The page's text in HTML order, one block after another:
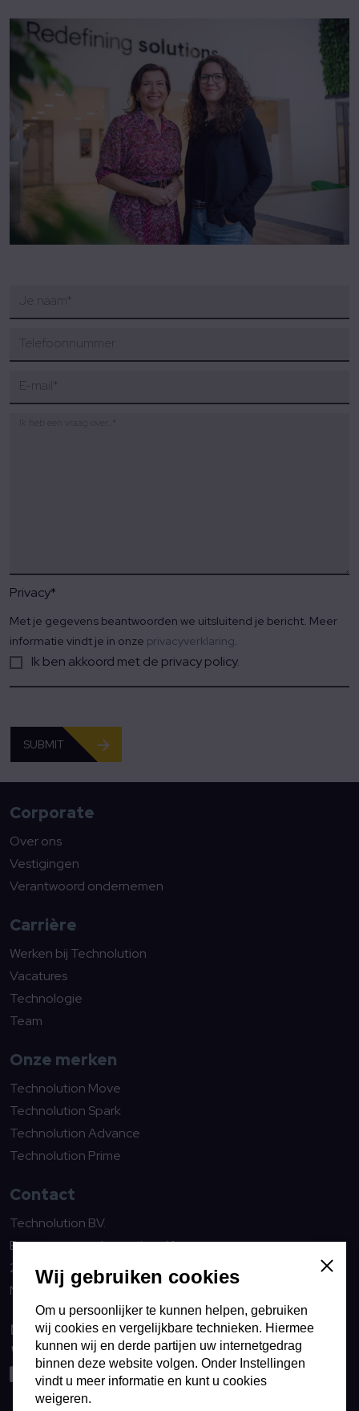
Je naam *
Telefoonnummer
E-mail *
Privacy*
Met je gegevens beantwoorden we uitsluitend je bericht. Meer
informatie vindt je in onze privacyverklaring.
Ik ben akkoord met de privacy policy.
SUBMIT
Corporate
Over ons
Vestigingen
Verantwoord ondernemen
Carrière
Werken bij Technolution
Vacatures
Technologie
Team
Onze merken
Technolution Move
Technolution Spark
Technolution Advance
Technolution Prime
Contact
Technolution B.V.
Burgemeester Jamessingel 1
2803 WV Gouda
Nederland
info@technolution.com
0182594000
LinkedIn
Wij gebruiken cookies
Om u persoonlijker te kunnen helpen, gebruiken
wij cookies en vergelijkbare technieken. Hiermee
kunnen wij en derde partijen uw internetgedrag
binnen deze website volgen. Onder Instellingen
vindt u meer informatie en kunt u cookies
weigeren.
Sluiten